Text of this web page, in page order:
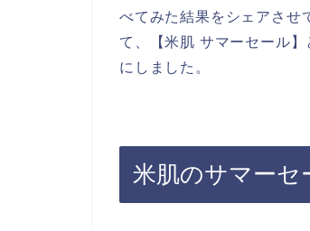
べてみた結果をシェアさせ
て、【米肌 サマーセール
にしました。
米肌のサマーセ